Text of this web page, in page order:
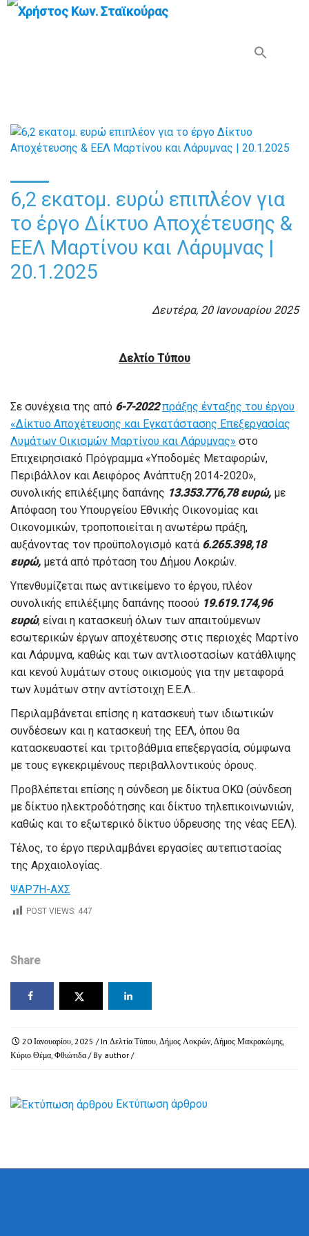
6,2 εκατομ. ευρώ επιπλέον για
το έργο Δίκτυο Αποχέτευσης &
ΕΕΛ Μαρτίνου και Λάρυμνας |
20.1.2025
Δευτέρα, 20 Ιανουαρίου 2025
Δελτίο Τύπου
Σε συνέχεια της από 6-7-2022 πράξης ένταξης του έργου
«Δίκτυο Αποχέτευσης και Εγκατάστασης Επεξεργασίας
Λυμάτων Οικισμών Μαρτίνου και Λάρυμνας» στο
Επιχειρησιακό Πρόγραμμα «Υποδομές Μεταφορών,
Περιβάλλον και Αειφόρος Ανάπτυξη 2014-2020»,
συνολικής επιλέξιμης δαπάνης 13.353.776,78 ευρώ, με
Απόφαση του Υπουργείου Εθνικής Οικονομίας και
Οικονομικών, τροποποιείται η ανωτέρω πράξη,
αυξάνοντας τον προϋπολογισμό κατά 6.265.398,18
ευρώ, μετά από πρόταση του Δήμου Λοκρών.
Υπενθυμίζεται πως αντικείμενο το έργου, πλέον
συνολικής επιλέξιμης δαπάνης ποσού 19.619.174,96
ευρώ, είναι η κατασκευή όλων των απαιτούμενων
εσωτερικών έργων αποχέτευσης στις περιοχές Μαρτίνο
και Λάρυμνα, καθώς και των αντλιοστασίων κατάθλιψης
και κενού λυμάτων στους οικισμούς για την μεταφορά
των λυμάτων στην αντίστοιχη Ε.Ε.Λ..
Περιλαμβάνεται επίσης η κατασκευή των ιδιωτικών
συνδέσεων και η κατασκευή της ΕΕΛ, όπου θα
κατασκευαστεί και τριτοβάθμια επεξεργασία, σύμφωνα
με τους εγκεκριμένους περιβαλλοντικούς όρους.
Προβλέπεται επίσης η σύνδεση με δίκτυα ΟΚΩ (σύνδεση
με δίκτυο ηλεκτροδότησης και δίκτυο τηλεπικοινωνιών,
καθώς και το εξωτερικό δίκτυο ύδρευσης της νέας ΕΕΛ).
Τέλος, το έργο περιλαμβάνει εργασίες αυτεπιστασίας
της Αρχαιολογίας.
ΨΑΡ7Η-ΑΧΣ
POST VIEWS: 447
Share
20 Ιανουαρίου, 2025 / In Δελτία Τύπου, Δήμος Λοκρών, Δήμος Μακρακώμης,
Κύριο Θέμα, Φθιώτιδα / By author /
Εκτύπωση άρθρου